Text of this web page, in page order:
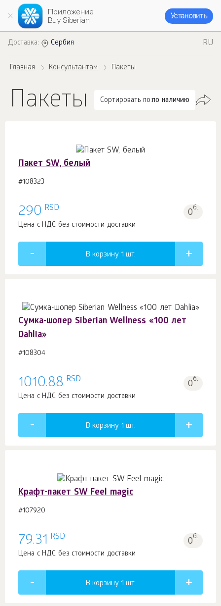
Приложение
Buy Siberian
Установить
Доставка: Сербия RU
Главная Консультантам Пакеты
Пакеты Сортировать по:по наличию
Пакет SW, белый
#108323
290 RSD 0б.
Цена с НДС без стоимости доставки
В корзину 1 шт.
Сумка-шопер Siberian Wellness «100 лет
Dahlia»
#108304
1010.88 RSD 0б.
Цена с НДС без стоимости доставки
В корзину 1 шт.
Крафт-пакет SW Feel magic
#107920
79.31 RSD 0б.
Цена с НДС без стоимости доставки
В корзину 1 шт.